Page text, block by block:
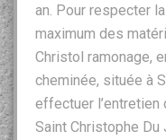
an. Pour respecter
maximum des
Christol ramonage,
cheminée, située à
effectuer l’entretien
Saint Christophe